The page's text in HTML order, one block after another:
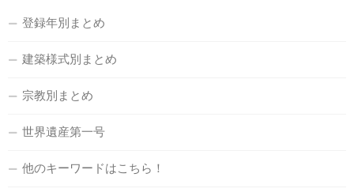
登録年別まとめ
建築様式別まとめ
宗教別まとめ
世界遺産第一号
他のキーワードはこちら！